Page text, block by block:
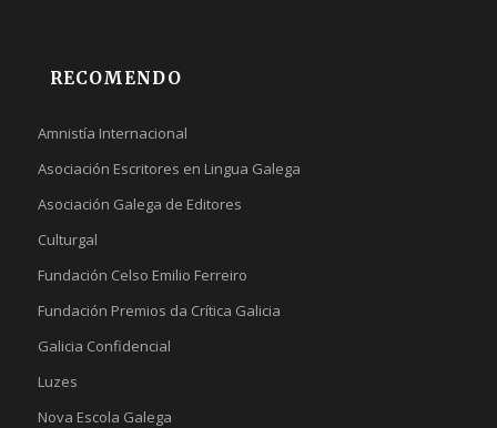
RECOMENDO
Amnistía Internacional
Asociación Escritores en Lingua Galega
Asociación Galega de Editores
Culturgal
Fundación Celso Emilio Ferreiro
Fundación Premios da Crítica Galicia
Galicia Confidencial
Luzes
Nova Escola Galega